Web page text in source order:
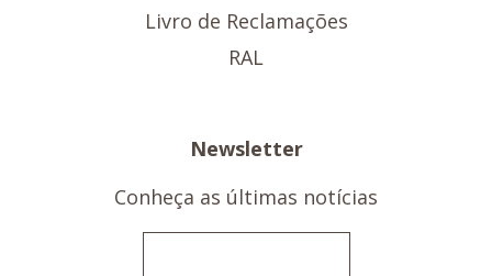
Livro de Reclamações
RAL
Newsletter
Conheça as últimas notícias